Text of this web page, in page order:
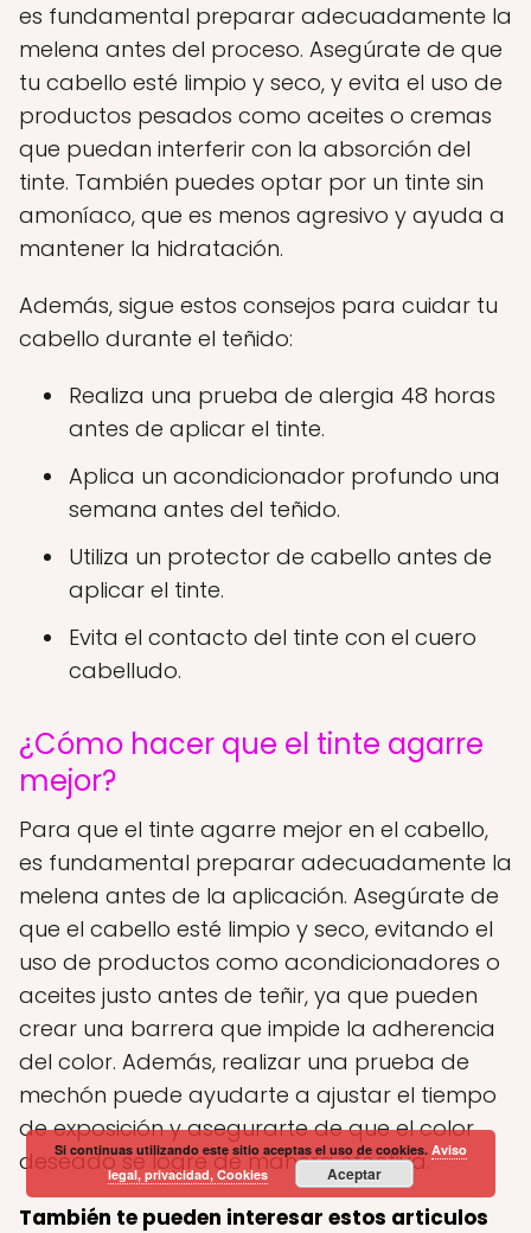
es fundamental preparar adecuadamente la
melena antes del proceso. Asegúrate de que
tu cabello esté limpio y seco, y evita el uso de
productos pesados como aceites o cremas
que puedan interferir con la absorción del
tinte. También puedes optar por un tinte sin
amoníaco, que es menos agresivo y ayuda a
mantener la hidratación.
Además, sigue estos consejos para cuidar tu
cabello durante el teñido:
Realiza una prueba de alergia 48 horas
antes de aplicar el tinte.
Aplica un acondicionador profundo una
semana antes del teñido.
Utiliza un protector de cabello antes de
aplicar el tinte.
Evita el contacto del tinte con el cuero
cabelludo.
¿Cómo hacer que el tinte agarre
mejor?
Para que el tinte agarre mejor en el cabello,
es fundamental preparar adecuadamente la
melena antes de la aplicación. Asegúrate de
que el cabello esté limpio y seco, evitando el
uso de productos como acondicionadores o
aceites justo antes de teñir, ya que pueden
crear una barrera que impide la adherencia
del color. Además, realizar una prueba de
mechón puede ayudarte a ajustar el tiempo
de exposición y asegurarte de que el color
deseado se logre de manera efectiva.
También te pueden interesar estos articulos
Si continuas utilizando este sitio aceptas el uso de cookies.Aviso
legal, privacidad, Cookies
Aceptar